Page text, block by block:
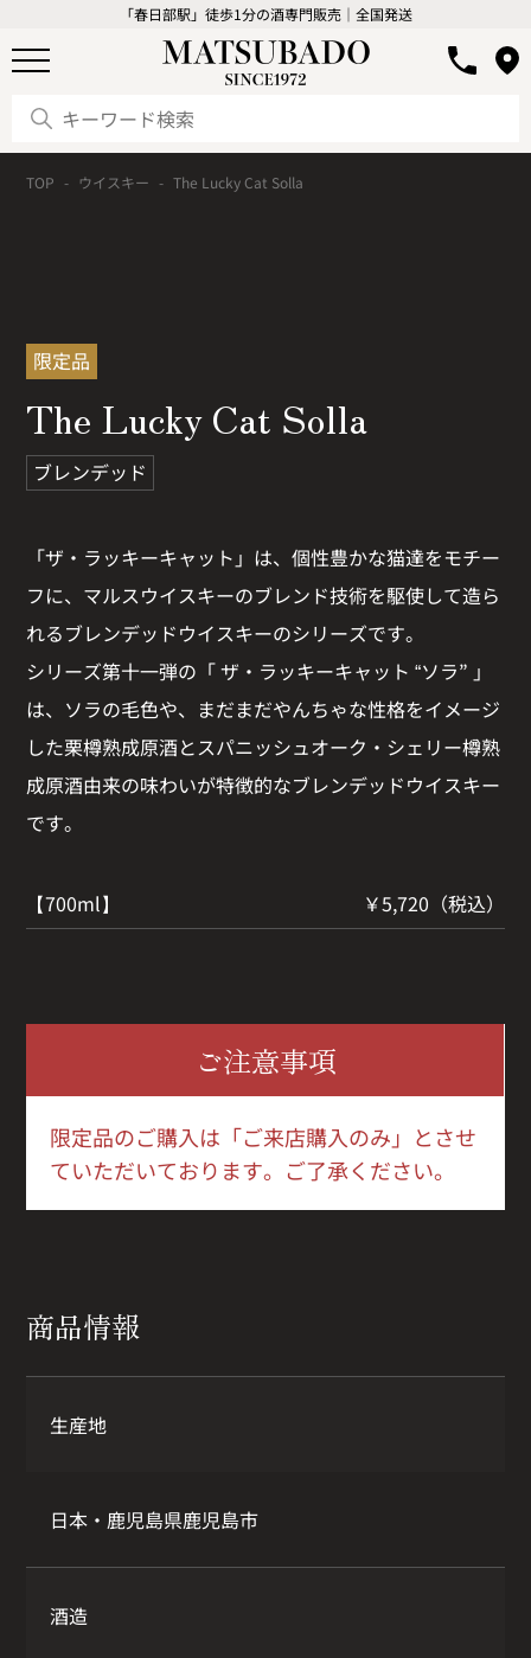
「春日部駅」徒歩1分の酒専門販売｜全国発送
TOP ウイスキー The Lucky Cat Solla
限定品
The Lucky Cat Solla
ブレンデッド
「ザ・ラッキーキャット」は、個性豊かな猫達をモチー
フに、マルスウイスキーのブレンド技術を駆使して造ら
れるブレンデッドウイスキーのシリーズです。
シリーズ第十一弾の「 ザ・ラッキーキャット “ソラ” 」
は、ソラの毛色や、まだまだやんちゃな性格をイメージ
した栗樽熟成原酒とスパニッシュオーク・シェリー樽熟
成原酒由来の味わいが特徴的なブレンデッドウイスキー
です。
【700ml】 ￥5,720（税込）
ご注意事項
限定品のご購入は「ご来店購入のみ」とさせ
ていただいております。ご了承ください。
商品情報
生産地
日本・鹿児島県鹿児島市
酒造